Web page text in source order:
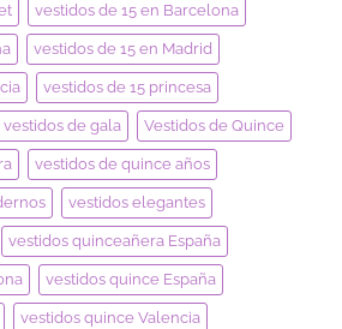
vestidos de 15 en Barcelona
vestidos de 15 en Madrid
vestidos de 15 princesa
vestidos de gala Vestidos de Quince
vestidos de quince años
vestidos elegantes
vestidos quinceañera España
vestidos quince España
vestidos quince Valencia